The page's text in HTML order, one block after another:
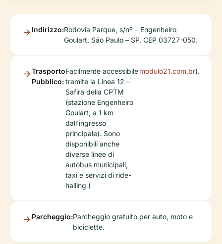
Indirizzo:Rodovia Parque, s/nº – Engenheiro
Goulart, São Paulo – SP, CEP 03727-050.
Trasporto
Pubblico:
Facilmente accessibile
tramite la Linea 12 –
Safira della CPTM
(stazione Engenheiro
Goulart, a 1 km
dall'ingresso
principale). Sono
disponibili anche
diverse linee di
autobus municipali,
taxi e servizi di ride-
hailing (
modulo21.com.br).
Parcheggio:Parcheggio gratuito per auto, moto e
biciclette.